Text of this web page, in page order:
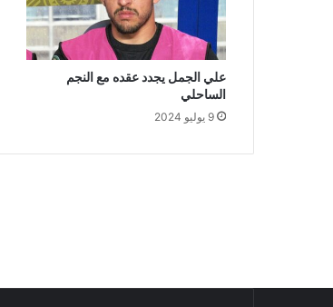
علي الجمل يجدد عقده مع النجم
الساحلي
9 يوليو 2024